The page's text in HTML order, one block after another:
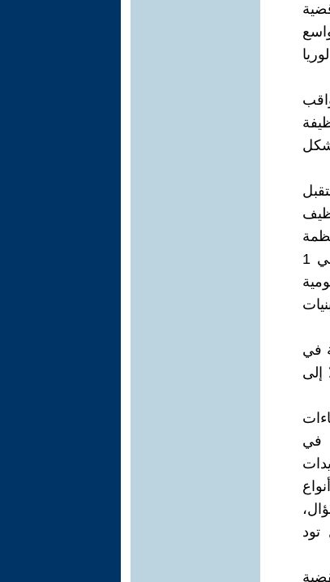
لمباريات التربية والتعليم، التي تشرف عليها الأكاديميات الجهوية، والصادرة في 1
في
إلى
في
تود